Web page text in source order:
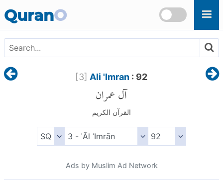
QuranO
[3] Ali 'Imran : 92
آل عمران
القرآن الكريم
Ads by Muslim Ad Network